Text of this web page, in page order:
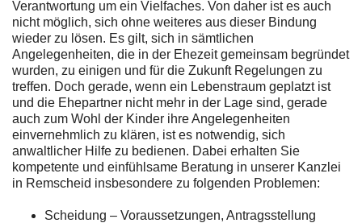
Verantwortung um ein Vielfaches. Von daher ist es auch
nicht möglich, sich ohne weiteres aus dieser Bindung
wieder zu lösen. Es gilt, sich in sämtlichen
Angelegenheiten, die in der Ehezeit gemeinsam begründet
wurden, zu einigen und für die Zukunft Regelungen zu
treffen. Doch gerade, wenn ein Lebenstraum geplatzt ist
und die Ehepartner nicht mehr in der Lage sind, gerade
auch zum Wohl der Kinder ihre Angelegenheiten
einvernehmlich zu klären, ist es notwendig, sich
anwaltlicher Hilfe zu bedienen. Dabei erhalten Sie
kompetente und einfühlsame Beratung in unserer Kanzlei
in Remscheid insbesondere zu folgenden Problemen:
Scheidung – Voraussetzungen, Antragsstellung